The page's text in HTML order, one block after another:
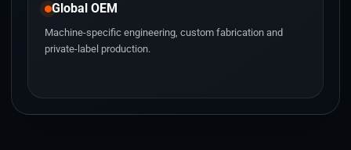
Global OEM
Machine-specific engineering, custom fabrication and
private-label production.